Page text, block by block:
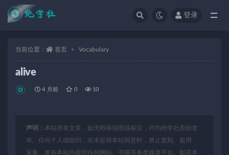
登录
当前位置： 首页 Vocabulary
alive
4 月前 0 10
声明： 本站所有文章，如无特殊说明或标注，均为绝学社原创发
布。任何个人或组织，在未征得本站同意时，禁止复制、盗用、
采集、发布本站内容到任何网站、书籍等各类媒体平台。如若本